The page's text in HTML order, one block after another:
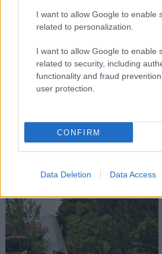
I want to allow Google to enable
related to personalization.
I want to allow Google to enable
related to security, including
functionality and fraud
user protection.
CONFIRM
Data Deletion Data Access
ismertetett rendőrségi közlemény
együtt vásárló nőt lőtte le, majd
más személyek érintettségének”, és a
érintetteken kívül senki nem…
TOVÁBB OLVASOM
Súlyos vonatbaleset történt